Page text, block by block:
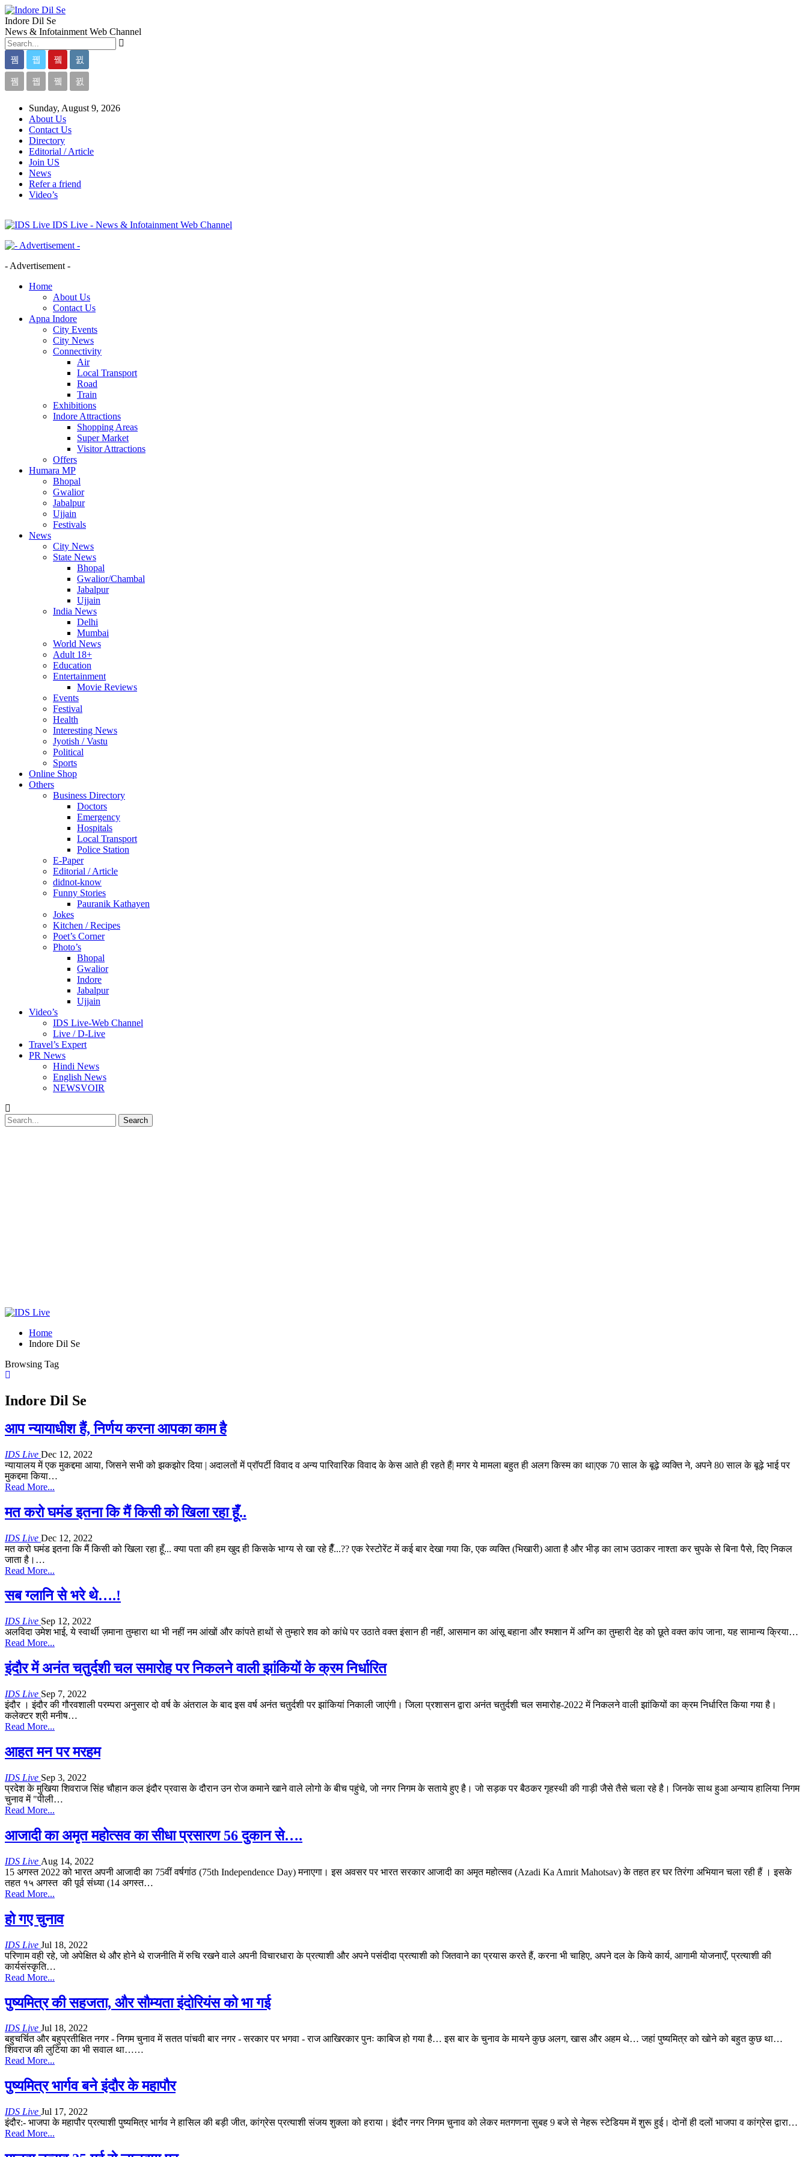
Indore Dil Se
News & Infotainment Web Channel
Sunday, August 9, 2026
About Us
Contact Us
Directory
Editorial / Article
Join US
News
Refer a friend
Video’s
IDS Live - News & Infotainment Web Channel
- Advertisement -
Home
About Us
Contact Us
Apna Indore
City Events
City News
Connectivity
Air
Local Transport
Road
Train
Exhibitions
Indore Attractions
Shopping Areas
Super Market
Visitor Attractions
Offers
Humara MP
Bhopal
Gwalior
Jabalpur
Ujjain
Festivals
News
City News
State News
Bhopal
Gwalior/Chambal
Jabalpur
Ujjain
India News
Delhi
Mumbai
World News
Adult 18+
Education
Entertainment
Movie Reviews
Events
Festival
Health
Interesting News
Jyotish / Vastu
Political
Sports
Online Shop
Others
Business Directory
Doctors
Emergency
Hospitals
Local Transport
Police Station
E-Paper
Editorial / Article
didnot-know
Funny Stories
Pauranik Kathayen
Jokes
Kitchen / Recipes
Poet’s Corner
Photo’s
Bhopal
Gwalior
Indore
Jabalpur
Ujjain
Video’s
IDS Live-Web Channel
Live / D-Live
Travel’s Expert
PR News
Hindi News
English News
NEWSVOIR
Home
Indore Dil Se
Browsing Tag
Indore Dil Se
आप न्यायाधीश हैं, निर्णय करना आपका काम है
IDS Live Dec 12, 2022
न्यायालय में एक मुकद्दमा आया, जिसने सभी को झकझोर दिया | अदालतों में प्रॉपर्टी विवाद व अन्य पारिवारिक विवाद के केस आते ही रहते हैं| मगर ये मामला बहुत ही अलग किस्म का था|एक 70 साल के बूढ़े व्यक्ति ने, अपने 80 साल के बूढ़े भाई पर
मुकद्दमा किया…
Read More...
मत करो घमंड इतना कि मैं किसी को खिला रहा हूँ..
IDS Live Dec 12, 2022
मत करो घमंड इतना कि मैं किसी को खिला रहा हूँ...क्या पता की हम खुद ही किसके भाग्य से खा रहे हैँ...??एक रेस्टोरेंट में कई बार देखा गया कि, एक व्यक्ति (भिखारी) आता है और भीड़ का लाभ उठाकर नाश्ता कर चुपके से बिना पैसे, दिए निकल
जाता है। …
Read More...
सब ग्लानि से भरे थे….!
IDS Live Sep 12, 2022
अलविदा उमेश भाई, ये स्वार्थी ज़माना तुम्हारा था भी नहींनम आंखों और कांपते हाथों से तुम्हारे शव को कांधे पर उठाते वक्त इंसान ही नहीं, आसमान का आंसू बहाना और श्मशान में अग्नि का तुम्हारी देह को छूते वक्त कांप जाना, यह सामान्य क्रिया…
Read More...
इंदौर में अनंत चतुर्दशी चल समारोह पर निकलने वाली झांकियों के क्रम निर्धारित
IDS Live Sep 7, 2022
इंदौर । इंदौर की गौरवशाली परम्परा अनुसार दो वर्ष के अंतराल के बाद इस वर्ष अनंत चतुर्दशी पर झांकियां निकाली जाएंगी। जिला प्रशासन द्वारा अनंत चतुर्दशी चल समारोह-2022 में निकलने वाली झांकियों का क्रम निर्धारित किया गया है।
कलेक्टर श्री मनीष…
Read More...
आहत मन पर मरहम
IDS Live Sep 3, 2022
प्रदेश के मुखिया शिवराज सिंह चौहान कल इंदौर प्रवास के दौरान उन रोज कमाने खाने वाले लोगो के बीच पहुंचे, जो नगर निगम के सताये हुए है। जो सड़क पर बैठकर गृहस्थी की गाड़ी जैसे तैसे चला रहे है। जिनके साथ हुआ अन्याय हालिया निगम
चुनाव में "पीली…
Read More...
आजादी का अमृत महोत्सव का सीधा प्रसारण 56 दुकान से….
IDS Live Aug 14, 2022
15 अगस्त 2022 को भारत अपनी आजादी का 75वीं वर्षगांठ (75th Independence Day) मनाएगा। इस अवसर पर भारत सरकार आजादी का अमृत महोत्सव (Azadi Ka Amrit Mahotsav) के तहत हर घर तिरंगा अभियान चला रही हैं । इसके
तहत १५ अगस्त की पूर्व संध्या (14 अगस्त…
Read More...
हो गए चुनाव
IDS Live Jul 18, 2022
परिणाम वही रहे, जो अपेक्षित थे और होने थेराजनीति में रुचि रखने वाले अपनी विचारधारा के प्रत्याशी और अपने पसंदीदा प्रत्याशी को जितवाने का प्रयास करते हैं, करना भी चाहिए, अपने दल के किये कार्य, आगामी योजनाएँ, प्रत्याशी की
कार्यसंस्कृति…
Read More...
पुष्यमित्र की सहजता, और सौम्यता इंदोरियंस को भा गई
IDS Live Jul 18, 2022
बहुचर्चित और बहुप्रतीक्षित नगर - निगम चुनाव में सतत पांचवी बार नगर - सरकार पर भगवा - राज आखिरकार पुनः काबिज हो गया है… इस बार के चुनाव के मायने कुछ अलग, खास और अहम थे… जहां पुष्यमित्र को खोने को बहुत कुछ था…
शिवराज की लुटिया का भी सवाल था……
Read More...
पुष्यमित्र भार्गव बने इंदौर के महापौर
IDS Live Jul 17, 2022
इंदौर:- भाजपा के महापौर प्रत्याशी पुष्यमित्र भार्गव ने हासिल की बड़ी जीत, कांग्रेस प्रत्याशी संजय शुक्ला को हराया।इंदौर नगर निगम चुनाव को लेकर मतगणना सुबह 9 बजे से नेहरू स्टेडियम में शुरू हुई। दोनों ही दलों भाजपा व कांग्रेस द्वारा…
Read More...